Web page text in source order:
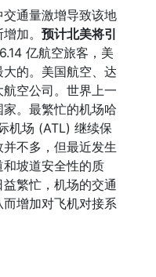
通量激增导致该地
加。 预计北美将引
亿航空旅客，美
的。美国航空、达
空公司。世界上一
。最繁忙的机场哈
机场 (ATL) 继续保
不多，但最近发生
坡道安全性的质
繁忙，机场的交通
增加对飞机对接系